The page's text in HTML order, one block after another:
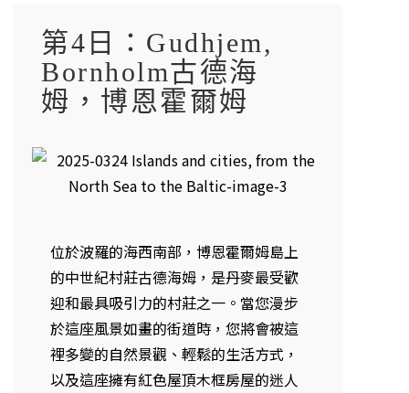
第4日：Gudhjem,
Bornholm古德海
姆，博恩霍爾姆
位於波羅的海西南部，博恩霍爾姆島上
的中世紀村莊古德海姆，是丹麥最受歡
迎和最具吸引力的村莊之一。當您漫步
於這座風景如畫的街道時，您將會被這
裡多變的自然景觀、輕鬆的生活方式，
以及這座擁有紅色屋頂木框房屋的迷人